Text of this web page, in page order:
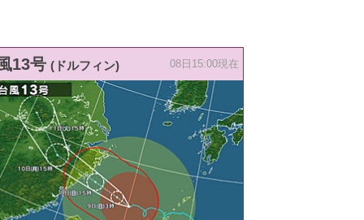
13号 (ドルフィン) 08日15:00現在